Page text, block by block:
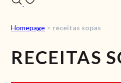
Homepage > receitas sopas
RECEITAS